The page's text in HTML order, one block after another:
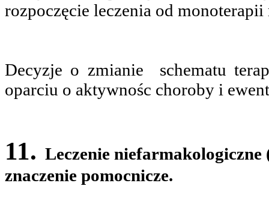
rozpoczęcie leczenia od monoterapii
Decyzje o zmianie schematu
oparciu o aktywnośc choroby i
11. Leczenie
znaczenie pomocnicze.